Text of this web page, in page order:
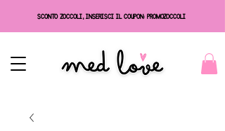
SCONTO ZOCCOLI, INSERISCI IL COUPON: PROMOZOCCOLI